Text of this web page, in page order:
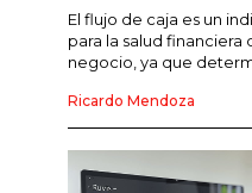
GESTIÓN DEL RIESGO
NEGOCIACIÓN Y
CONFLICTOS
DERECHO EMPRESARIAL Y
REGULACIONES
El flujo de caja es un
para la salud financiera
negocio, ya que
Ricardo Mendoza